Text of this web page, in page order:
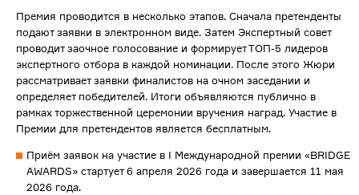
Премия проводится в несколько этапов. Сначала претенденты
подают заявки в электронном виде. Затем Экспертный совет
проводит заочное голосование и формирует ТОП-5 лидеров
экспертного отбора в каждой номинации. После этого Жюри
рассматривает заявки финалистов на очном заседании и
определяет победителей. Итоги объявляются публично в
рамках торжественной церемонии вручения наград. Участие в
Премии для претендентов является бесплатным.
Приём заявок на участие в I Международной премии «BRIDGE
AWARDS» стартует 6 апреля 2026 года и завершается 11 мая
2026 года.